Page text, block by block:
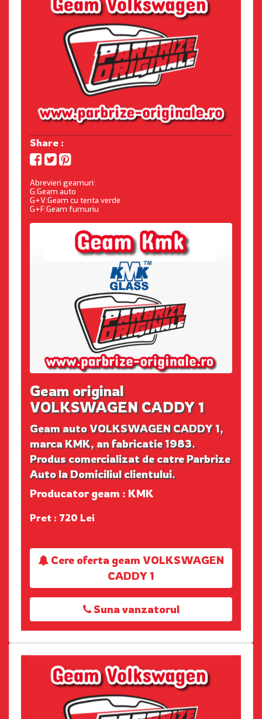
Share :
Abrevieri geamuri:
G:Geam auto
G+V:Geam cu tenta verde
G+F:Geam fumuriu
Geam original
VOLKSWAGEN CADDY 1
Geam auto VOLKSWAGEN CADDY 1,
marca KMK, an fabricatie 1983.
Produs comercializat de catre Parbrize
Auto la Domiciliul clientului.
Producator geam : KMK
Pret : 720 Lei
Cere oferta geam VOLKSWAGEN
CADDY 1
Suna vanzatorul